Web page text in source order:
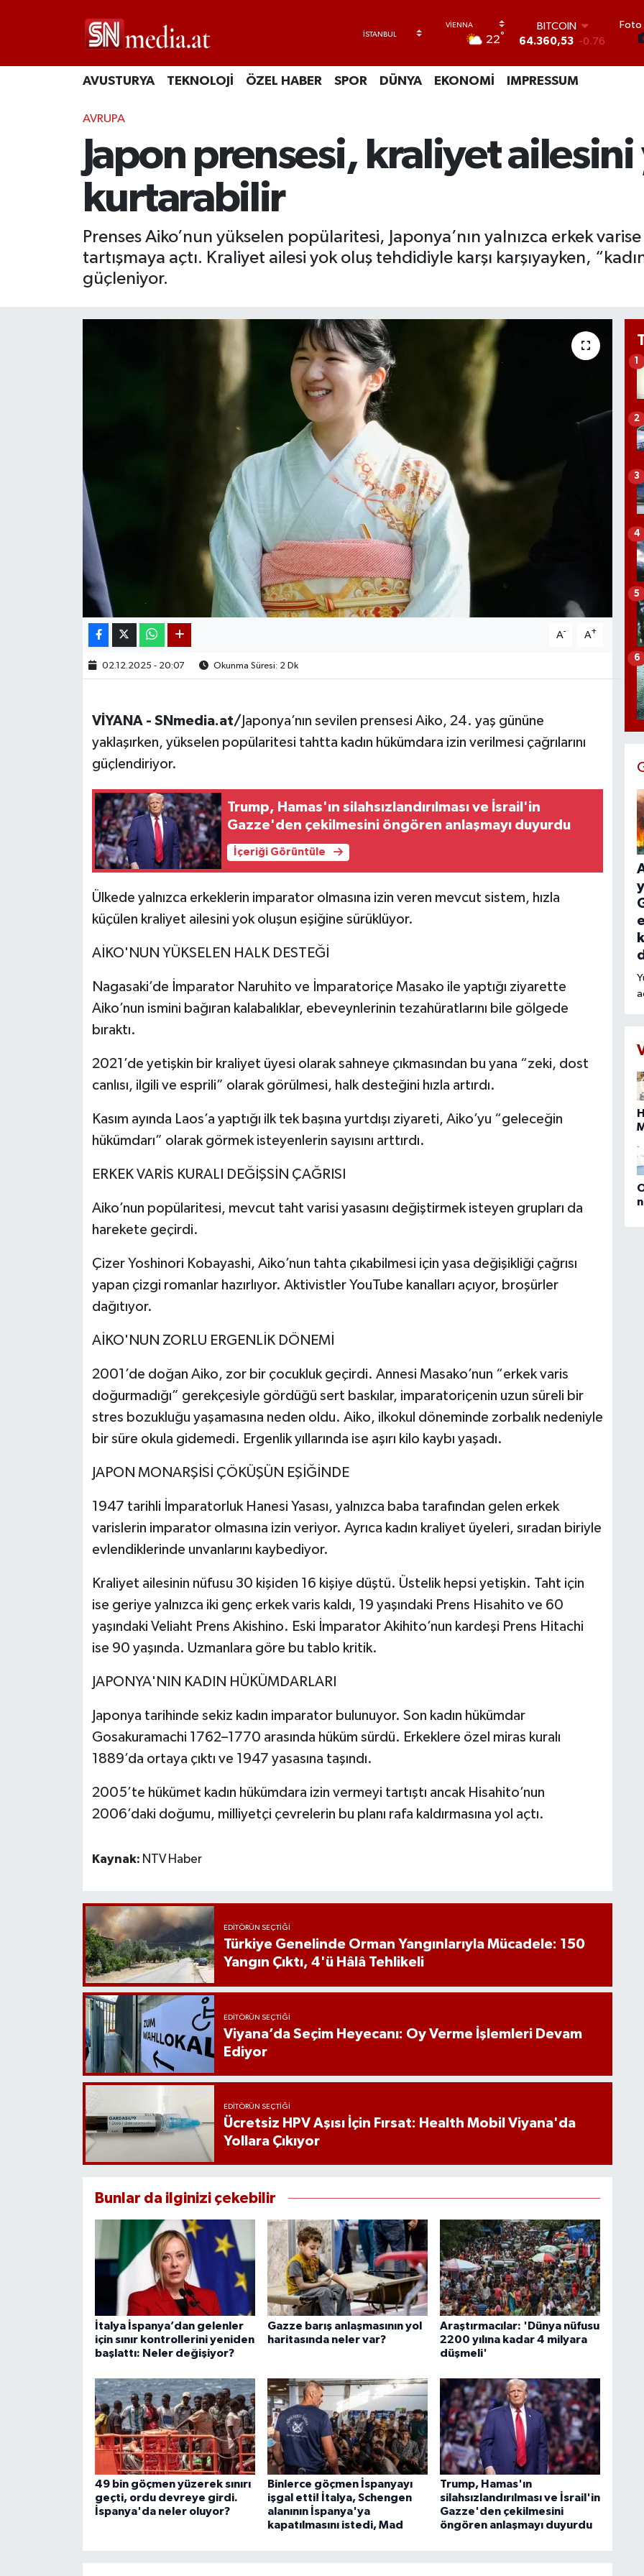
22°
DOLAR
47,7069
0.17
STERLİN
BİST100
13.887 64
Foto
AVUSTURYA TEKNOLOJİ ÖZEL HABER SPOR DÜNYA EKONOMİ IMPRESSUM
AVRUPA
Japon prensesi, kraliyet
kurtarabilir
Prenses Aiko’nun yükselen popülaritesi, Japonya’nın yalnızca erkek
tartışmaya açtı. Kraliyet ailesi yok oluş tehdidiyle karşı karşıyayken,
güçleniyor.
A- A+
02.12.2025 - 20:07 Okunma Süresi: 2 Dk
VİYANA - SNmedia.at/ Japonya’nın sevilen prensesi Aiko, 24. yaş gününe
yaklaşırken, yükselen popülaritesi tahtta kadın hükümdara izin verilmesi çağrılarını
güçlendiriyor.
Trump, Hamas'ın silahsızlandırılması ve İsrail'in
Gazze'den çekilmesini öngören anlaşmayı duyurdu
İçeriği Görüntüle
Ülkede yalnızca erkeklerin imparator olmasına izin veren mevcut sistem, hızla
küçülen kraliyet ailesini yok oluşun eşiğine sürüklüyor.
AİKO'NUN YÜKSELEN HALK DESTEĞİ
Nagasaki’de İmparator Naruhito ve İmparatoriçe Masako ile yaptığı ziyarette
Aiko’nun ismini bağıran kalabalıklar, ebeveynlerinin tezahüratlarını bile gölgede
bıraktı.
2021’de yetişkin bir kraliyet üyesi olarak sahneye çıkmasından bu yana “zeki, dost
canlısı, ilgili ve esprili” olarak görülmesi, halk desteğini hızla artırdı.
Kasım ayında Laos’a yaptığı ilk tek başına yurtdışı ziyareti, Aiko’yu “geleceğin
hükümdarı” olarak görmek isteyenlerin sayısını arttırdı.
ERKEK VARİS KURALI DEĞİŞSİN ÇAĞRISI
Aiko’nun popülaritesi, mevcut taht varisi yasasını değiştirmek isteyen grupları da
harekete geçirdi.
Çizer Yoshinori Kobayashi, Aiko’nun tahta çıkabilmesi için yasa değişikliği çağrısı
yapan çizgi romanlar hazırlıyor. Aktivistler YouTube kanalları açıyor, broşürler
dağıtıyor.
AİKO'NUN ZORLU ERGENLİK DÖNEMİ
2001’de doğan Aiko, zor bir çocukluk geçirdi. Annesi Masako’nun “erkek varis
doğurmadığı” gerekçesiyle gördüğü sert baskılar, imparatoriçenin uzun süreli bir
stres bozukluğu yaşamasına neden oldu. Aiko, ilkokul döneminde zorbalık nedeniyle
bir süre okula gidemedi. Ergenlik yıllarında ise aşırı kilo kaybı yaşadı.
JAPON MONARŞİSİ ÇÖKÜŞÜN EŞİĞİNDE
1947 tarihli İmparatorluk Hanesi Yasası, yalnızca baba tarafından gelen erkek
varislerin imparator olmasına izin veriyor. Ayrıca kadın kraliyet üyeleri, sıradan biriyle
evlendiklerinde unvanlarını kaybediyor.
Kraliyet ailesinin nüfusu 30 kişiden 16 kişiye düştü. Üstelik hepsi yetişkin. Taht için
ise geriye yalnızca iki genç erkek varis kaldı, 19 yaşındaki Prens Hisahito ve 60
yaşındaki Veliaht Prens Akishino. Eski İmparator Akihito’nun kardeşi Prens Hitachi
ise 90 yaşında. Uzmanlara göre bu tablo kritik.
JAPONYA'NIN KADIN HÜKÜMDARLARI
Japonya tarihinde sekiz kadın imparator bulunuyor. Son kadın hükümdar
Gosakuramachi 1762–1770 arasında hüküm sürdü. Erkeklere özel miras kuralı
1889’da ortaya çıktı ve 1947 yasasına taşındı.
2005’te hükümet kadın hükümdara izin vermeyi tartıştı ancak Hisahito’nun
2006’daki doğumu, milliyetçi çevrelerin bu planı rafa kaldırmasına yol açtı.
Kaynak: NTV Haber
EDITÖRÜN SEÇTIĞI
Türkiye Genelinde Orman Yangınlarıyla Mücadele: 150
Yangın Çıktı, 4'ü Hâlâ Tehlikeli
EDITÖRÜN SEÇTIĞI
Viyana’da Seçim Heyecanı: Oy Verme İşlemleri Devam
Ediyor
EDITÖRÜN SEÇTIĞI
Ücretsiz HPV Aşısı İçin Fırsat: Health Mobil Viyana'da
Yollara Çıkıyor
Bunlar da ilginizi çekebilir
İtalya İspanya’dan gelenler
için sınır kontrollerini yeniden
başlattı: Neler değişiyor?
Gazze barış anlaşmasının yol
haritasında neler var?
Araştırmacılar: 'Dünya nüfusu
2200 yılına kadar 4 milyara
düşmeli'
49 bin göçmen yüzerek sınırı
geçti, ordu devreye girdi.
İspanya'da neler oluyor?
Binlerce göçmen İspanyayı
işgal etti! İtalya, Schengen
alanının İspanya'ya
kapatılmasını istedi, Mad
Trump, Hamas'ın
silahsızlandırılması ve İsrail'in
Gazze'den çekilmesini
öngören anlaşmayı duyurdu
1
2
3
4
5
6